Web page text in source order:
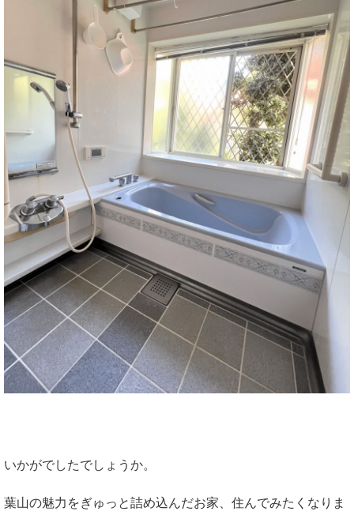
いかがでしたでしょうか。
葉山の魅力をぎゅっと詰め込んだお家、住んでみたくなりま